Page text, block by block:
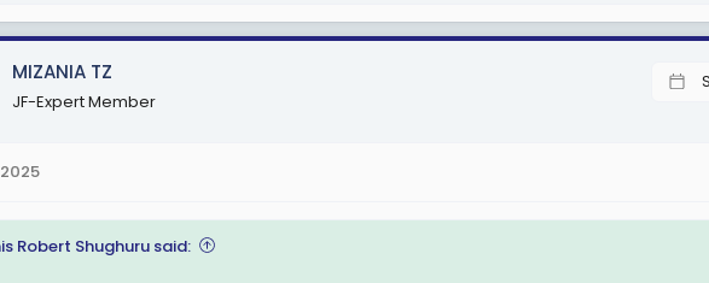
MIZANIA TZ
JF-Expert Member
Robert Shughuru said: